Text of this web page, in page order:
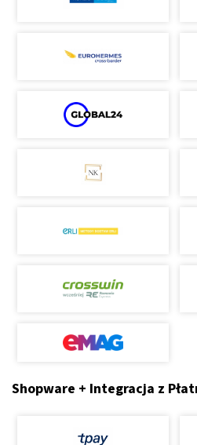
Shopware + Integracja z